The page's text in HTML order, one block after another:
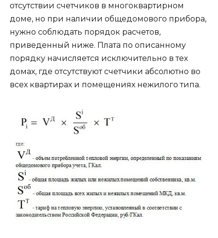
отсутствии счетчиков в многоквартирном
доме, но при наличии общедомового прибора,
нужно соблюдать порядок расчетов,
приведенный ниже. Плата по описанному
порядку начисляется исключительно в тех
домах, где отсутствуют счетчики абсолютно во
всех квартирах и помещениях нежилого типа.